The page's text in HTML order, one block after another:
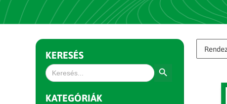
KERESÉS
Search
for:
KATEGÓRIÁK